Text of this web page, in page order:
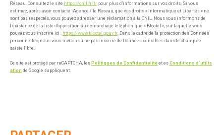
Réseau. Consultez le site https://cnil.fr/fr pour plus d’informations sur vos droits. Si vous
estimez, après avoir contacté l'Agence / le Réseau, que vos droits « Informatique et Libertés » ne
sont pas respectés, vous pouvez adresser une réclamation à la CNIL. Nous vous informons de
l’existence de la liste d'opposition au démarchage téléphonique « Bloctel », sur laquelle vous
pouvez vous inscrire ici : https://www.bloctel.gouv.fr. Dans le cadre de la protection des Données
personnelles, nous vous invitons à ne pas inscrire de Données sensibles dans le champ de
saisie libre.
Ce site est protégé par reCAPTCHA, les Politiques de Confidentialité et es Conditions d'utilis
ation de Google s'appliquent.